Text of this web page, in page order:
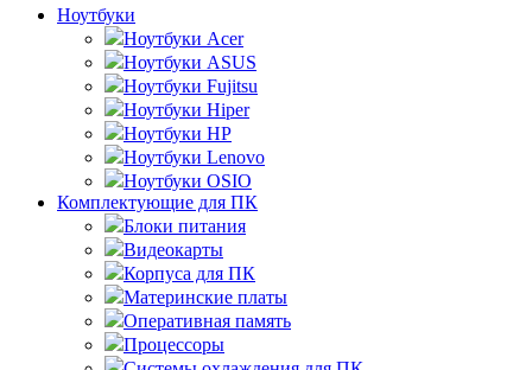
Ноутбуки
Ноутбуки Acer
Ноутбуки ASUS
Ноутбуки Fujitsu
Ноутбуки Hiper
Ноутбуки HP
Ноутбуки Lenovo
Ноутбуки OSIO
Комплектующие для ПК
Блоки питания
Видеокарты
Корпуса для ПК
Материнские платы
Оперативная память
Процессоры